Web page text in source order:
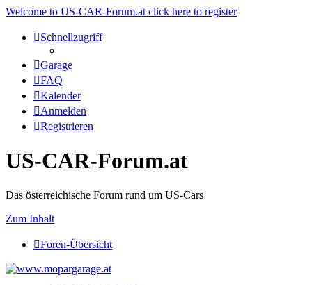
Welcome to US-CAR-Forum.at click here to register
Schnellzugriff
Garage
FAQ
Kalender
Anmelden
Registrieren
US-CAR-Forum.at
Das österreichische Forum rund um US-Cars
Zum Inhalt
Foren-Übersicht